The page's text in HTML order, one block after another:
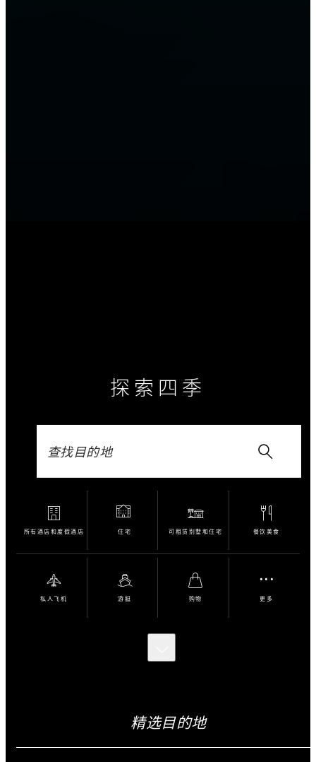
探索四季
定义现代奢华生活
恋上真挚贴心的热忱关怀
酣然
所有酒店和度假酒店 住宅 可租赁别墅和住宅 餐饮美食
私人飞机 游艇 购物
...
更多
索
更
精选目的地